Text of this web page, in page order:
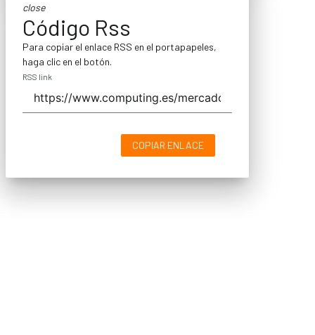
close
Código Rss
Para copiar el enlace RSS en el portapapeles,
haga clic en el botón.
RSS link
COPIAR ENLACE